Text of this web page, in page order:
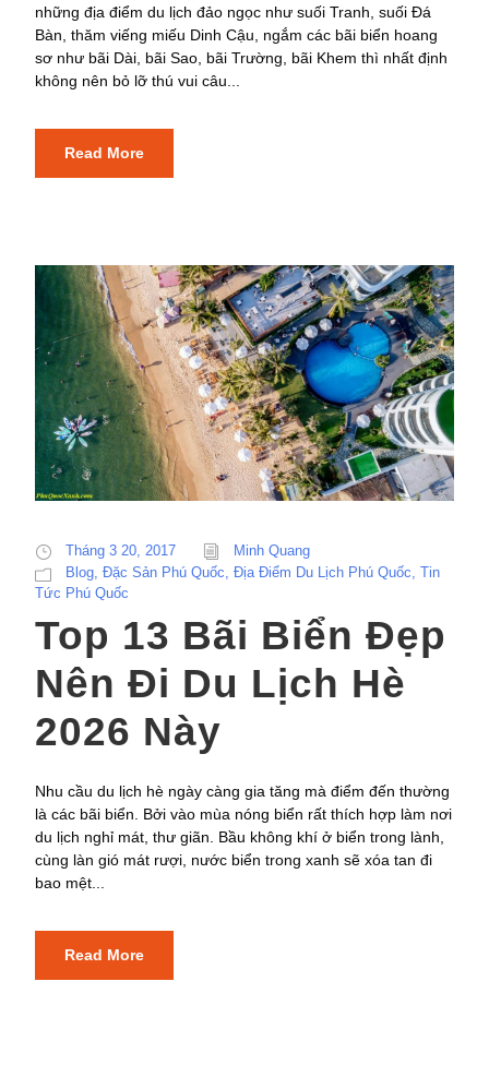
những địa điểm du lịch đảo ngọc như suối Tranh, suối Đá
Bàn, thăm viếng miếu Dinh Cậu, ngắm các bãi biển hoang
sơ như bãi Dài, bãi Sao, bãi Trường, bãi Khem thì nhất định
không nên bỏ lỡ thú vui câu...
Read More
Tháng 3 20, 2017
Minh Quang
Blog, Đặc Sản Phú Quốc, Địa Điểm Du Lịch Phú Quốc, Tin
Tức Phú Quốc
Top 13 Bãi Biển Đẹp
Nên Đi Du Lịch Hè
2026 Này
Nhu cầu du lịch hè ngày càng gia tăng mà điểm đến thường
là các bãi biển. Bởi vào mùa nóng biển rất thích hợp làm nơi
du lịch nghỉ mát, thư giãn. Bầu không khí ở biển trong lành,
cùng làn gió mát rượi, nước biển trong xanh sẽ xóa tan đi
bao mệt...
Read More